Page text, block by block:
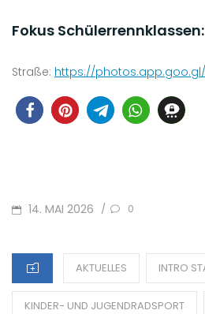
Fokus Schülerrennklassen:
Straße: https://photos.app.goo.gl/
POSTED
14. MAI 2026 / 0
CATEGORIES
AKTUELLES INTRO
KINDER- UND JUGENDRADSPORT